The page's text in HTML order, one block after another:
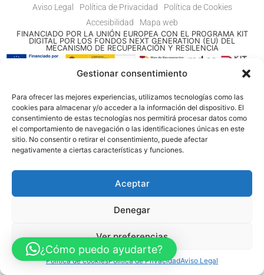
Gestionar consentimiento
Para ofrecer las mejores experiencias, utilizamos tecnologías como las
cookies para almacenar y/o acceder a la información del dispositivo. El
consentimiento de estas tecnologías nos permitirá procesar datos como
el comportamiento de navegación o las identificaciones únicas en este
sitio. No consentir o retirar el consentimiento, puede afectar
negativamente a ciertas características y funciones.
Aceptar
Denegar
Ver preferencias
Política de cookiesPolítica de PrivacidadAviso Legal
Aviso Legal Política de Privacidad
Política de Cookies
Accesibilidad
Mapa web
FINANCIADO POR LA UNIÓN EUROPEA CON EL PROGRAMA KIT
DIGITAL POR LOS FONDOS NEXT GENERATION (EU) DEL
MECANISMO DE RECUPERACIÓN Y RESILENCIA
© Guia Telefónica de Empresas – Todos los derechos reservados.
¿Cómo puedo ayudarte?